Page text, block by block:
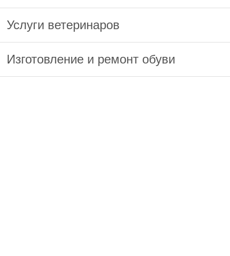
Услуги ветеринаров
Изготовление и ремонт обуви